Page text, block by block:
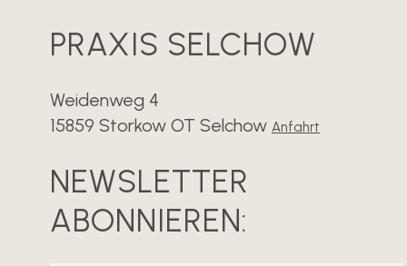
PRAXIS SELCHOW
Weidenweg 4
15859 Storkow OT Selchow Anfahrt
NEWSLETTER
ABONNIEREN: